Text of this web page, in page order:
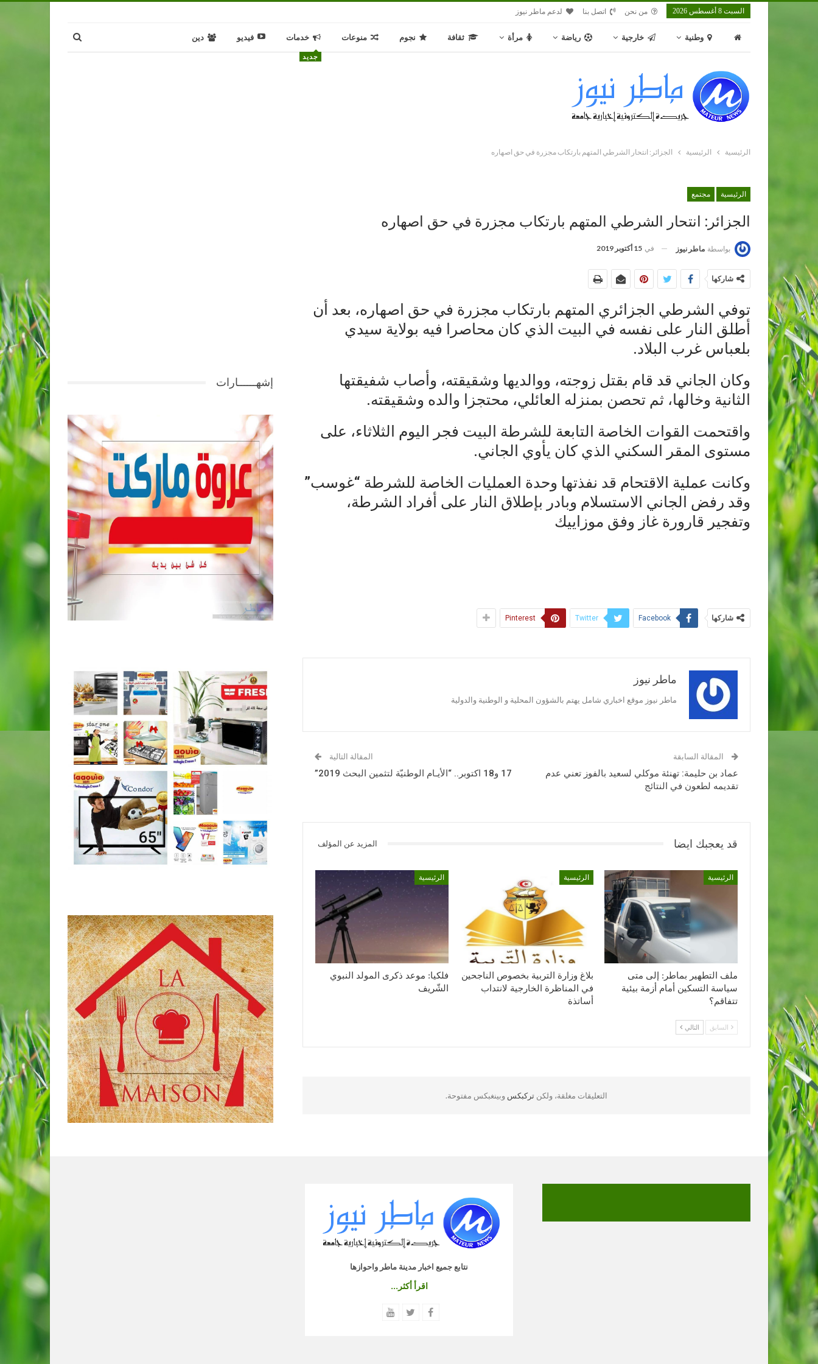
السبت 8 أغسطس 2026 من نحن اتصل بنا لدعم ماطر نيوز
وطنية خارجية رياضة مرأة ثقافة نجوم منوعات خدمات
جديد
فيديو دين
الرئيسية الرئيسية الجزائر: انتحار الشرطي المتهم بارتكاب مجزرة في حق اصهاره
الرئيسية مجتمع
الجزائر: انتحار الشرطي المتهم بارتكاب مجزرة في حق اصهاره
بواسطة ماطر نيوز في 15 أكتوبر 2019
شاركها
توفي الشرطي الجزائري المتهم بارتكاب مجزرة في حق اصهاره، بعد أن
أطلق النار على نفسه في البيت الذي كان محاصرا فيه بولاية سيدي
بلعباس غرب البلاد.
وكان الجاني قد قام بقتل زوجته، ووالديها وشقيقته، وأصاب شفيقتها
الثانية وخالها، ثم تحصن بمنزله العائلي، محتجزا والده وشقيقته.
واقتحمت القوات الخاصة التابعة للشرطة البيت فجر اليوم الثلاثاء، على
مستوى المقر السكني الذي كان يأوي الجاني.
وكانت عملية الاقتحام قد نفذتها وحدة العمليات الخاصة للشرطة “غوسب”
وقد رفض الجاني الاستسلام وبادر بإطلاق النار على أفراد الشرطة،
وتفجير قارورة غاز وفق موزاييك
شاركها Facebook
Twitter
Pinterest
ماطر نيوز
ماطر نيوز موقع اخباري شامل يهتم بالشؤون المحلية و الوطنية والدولية
المقالة السابقة
عماد بن حليمة: تهنئة موكلي لسعيد بالفوز تعني عدم
تقديمه لطعون في النتائج
المقالة التالية
17 و18 اكتوبر.. “الأيـام الوطنيّة لتثمين البحث 2019”
قد يعجبك ايضا المزيد عن المؤلف
الرئيسية
ملف التطهير بماطر: إلى متى
سياسة التسكين أمام أزمة بيئية
تتفاقم؟
الرئيسية
بلاغ وزارة التربية بخصوص الناجحين
في المناظرة الخارجية لانتداب
أساتذة
الرئيسية
فلكيا: موعد ذكرى المولد النبوي
الشّريف
السابق التالي
التعليقات مغلقة، ولكن تركبكس وبينغبكس مفتوحة.
إشهــــــارات
نتابع جميع اخبار مدينة ماطر واحوازها
اقرأ أكثر...